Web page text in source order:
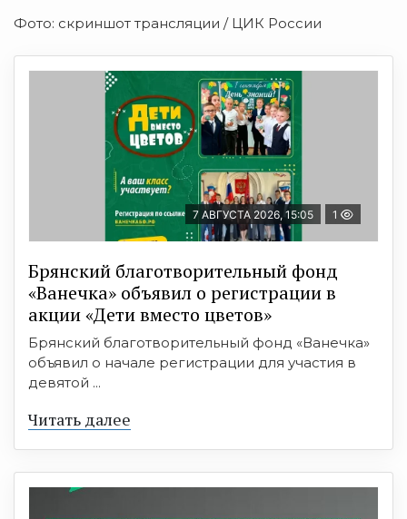
Фото: скриншот трансляции / ЦИК России
7 АВГУСТА 2026, 15:05 1
Брянский благотворительный фонд
«Ванечка» объявил о регистрации в
акции «Дети вместо цветов»
Брянский благотворительный фонд «Ванечка»
объявил о начале регистрации для участия в
девятой ...
Читать далее